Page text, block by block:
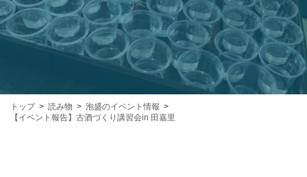
トップ 読み物
泡盛のイベント情報
【イベント報告】古酒づくり講習会in 田嘉里